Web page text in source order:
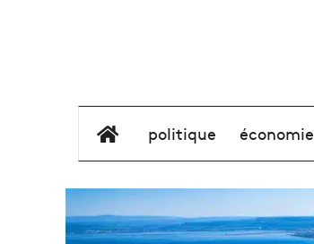
élément de menu
politique économie